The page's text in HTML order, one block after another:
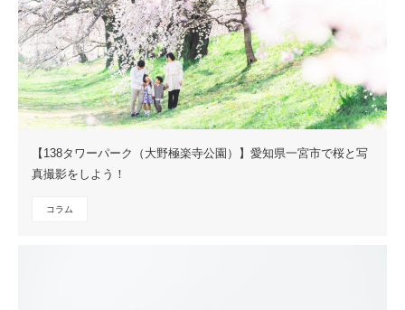
【138タワーパーク（大野極楽寺公園）】愛知県一宮市で桜と写
真撮影をしよう！
コラム